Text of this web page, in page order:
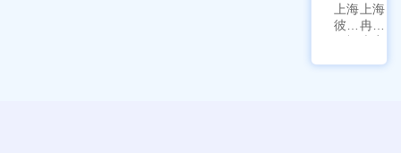
上海
彼爱
姆视
上海
冉绘
大容